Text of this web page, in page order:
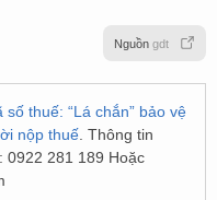
Nguồn gdt
số thuế: “Lá chắn” bảo vệ
nộp thuế . Thông tin
0922 281 189 Hoặc